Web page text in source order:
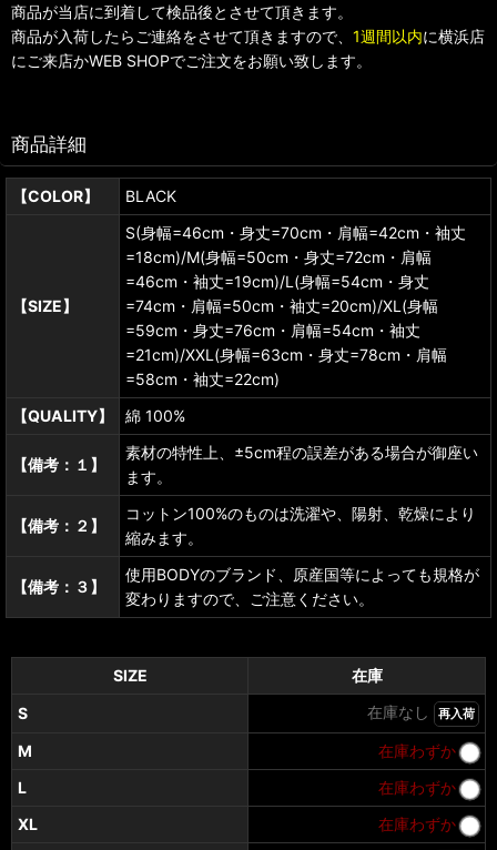
商品が当店に到着して検品後とさせて頂きます。
商品が入荷したらご連絡をさせて頂きますので、 1週間以内に横浜店
にご来店かWEB SHOPでご注文をお願い致します。
商品詳細
【COLOR】 BLACK
【SIZE】
S(身幅=46cm・身丈=70cm・肩幅=42cm・袖丈
=18cm)/M(身幅=50cm・身丈=72cm・肩幅
=46cm・袖丈=19cm)/L(身幅=54cm・身丈
=74cm・肩幅=50cm・袖丈=20cm)/XL(身幅
=59cm・身丈=76cm・肩幅=54cm・袖丈
=21cm)/XXL(身幅=63cm・身丈=78cm・肩幅
=58cm・袖丈=22cm)
【QUALITY】
綿 100%
【備考：１】
素材の特性上、±5cm程の誤差がある場合が御座い
ます。
【備考：２】
コットン100%のものは洗濯や、陽射、乾燥により
縮みます。
【備考：３】
使用BODYのブランド、原産国等によっても規格が
変わりますので、ご注意ください。
SIZE
在庫
S
在庫なし 再入荷
M
在庫わずか
L
在庫わずか
XL
在庫わずか